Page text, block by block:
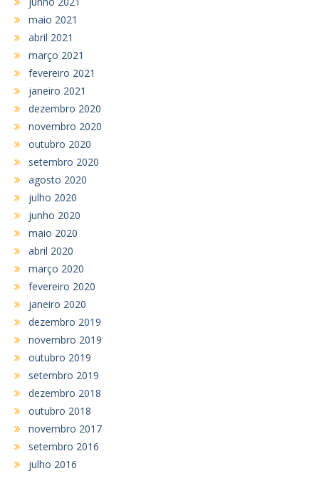
maio 2021
abril 2021
março 2021
fevereiro 2021
janeiro 2021
dezembro 2020
novembro 2020
outubro 2020
setembro 2020
agosto 2020
julho 2020
junho 2020
maio 2020
abril 2020
março 2020
fevereiro 2020
janeiro 2020
dezembro 2019
novembro 2019
outubro 2019
setembro 2019
dezembro 2018
outubro 2018
novembro 2017
setembro 2016
julho 2016